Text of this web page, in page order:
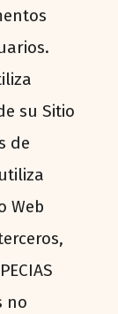
su Sitio
de
Web
no